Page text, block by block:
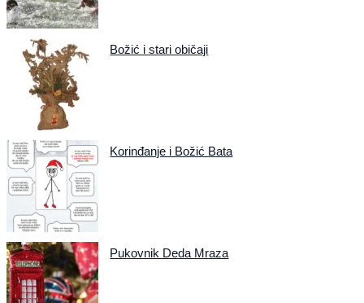
Božić i stari običaji
Korinđanje i Božić Bata
Pukovnik Deda Mraza